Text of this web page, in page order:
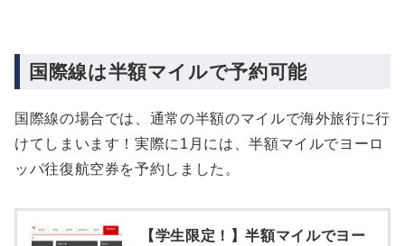
国際線は半額マイルで予約可能
国際線の場合では、通常の半額のマイルで海外旅行に行
けてしまいます！実際に1月には、半額マイルでヨーロ
ッパ往復航空券を予約しました。
【学生限定！】半額マイルでヨー